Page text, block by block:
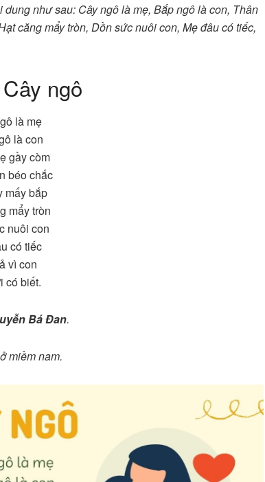
dung như sau: Cây ngô là mẹ, Bắp ngô là con, Thân
căng mẩy tròn, Dồn sức nuôi con, Mẹ đâu có tiếc,
ngô
là mẹ
là con
gầy còm
béo chắc
mấy bắp
mẩy tròn
nuôi con
có tiếc
vì con
có biết.
Bá Đan.
miềm nam.